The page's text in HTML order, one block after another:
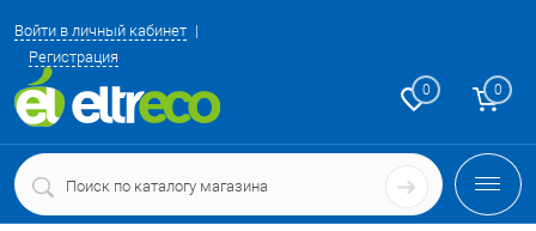
Войти в личный кабинет
Регистрация
0 0